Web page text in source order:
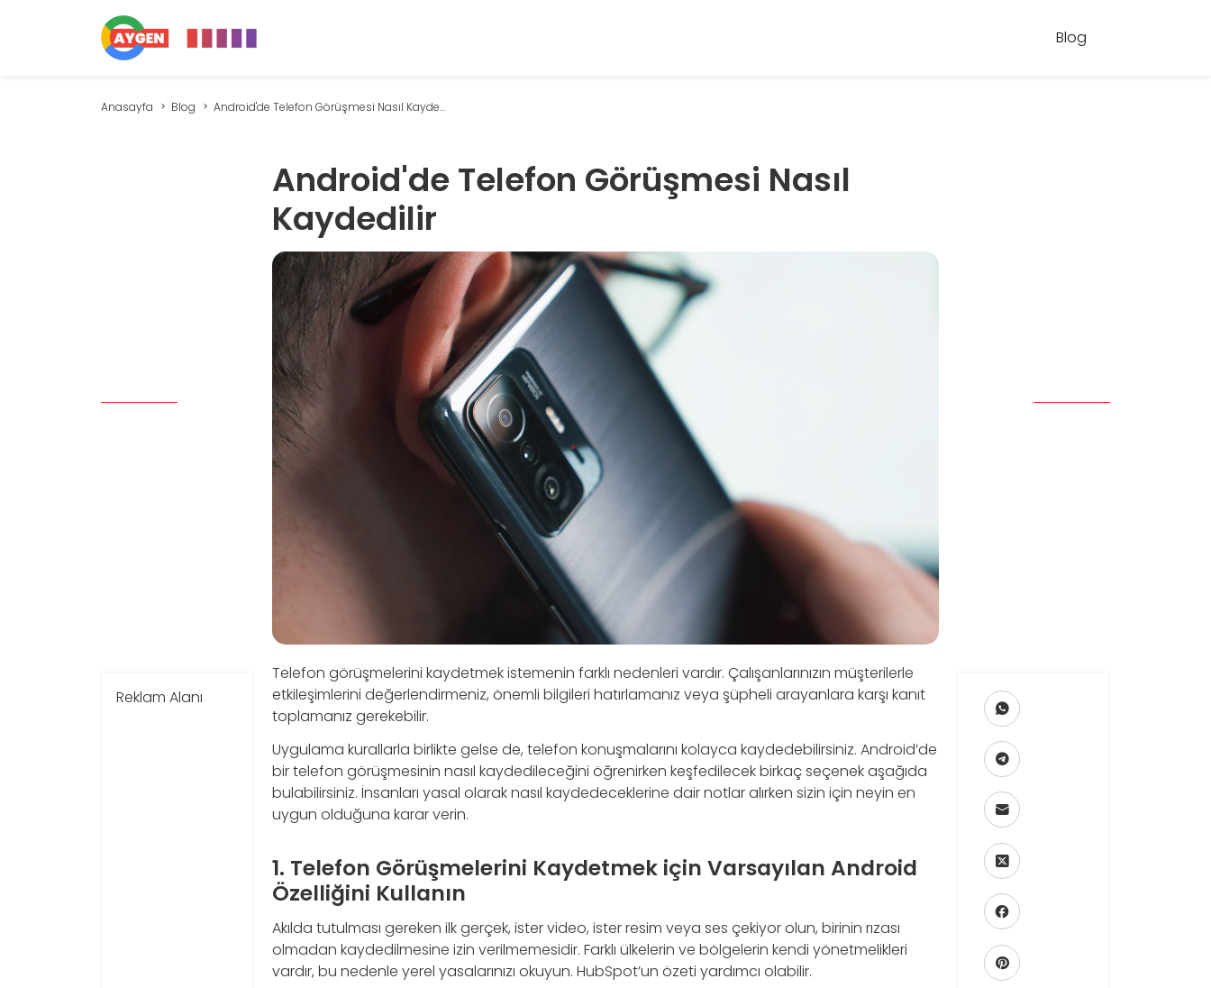
Blog
Anasayfa Blog Android'de Telefon Görüşmesi Nasıl Kayde...
Android'de Telefon Görüşmesi Nasıl
Kaydedilir
Reklam Alanı
Telefon görüşmelerini kaydetmek istemenin farklı nedenleri vardır. Çalışanlarınızın müşterilerle
etkileşimlerini değerlendirmeniz, önemli bilgileri hatırlamanız veya şüpheli arayanlara karşı kanıt
toplamanız gerekebilir.
Uygulama kurallarla birlikte gelse de, telefon konuşmalarını kolayca kaydedebilirsiniz. Android’de
bir telefon görüşmesinin nasıl kaydedileceğini öğrenirken keşfedilecek birkaç seçenek aşağıda
bulabilirsiniz. İnsanları yasal olarak nasıl kaydedeceklerine dair notlar alırken sizin için neyin en
uygun olduğuna karar verin.
1. Telefon Görüşmelerini Kaydetmek için Varsayılan Android
Özelliğini Kullanın
Akılda tutulması gereken ilk gerçek, ister video, ister resim veya ses çekiyor olun, birinin rızası
olmadan kaydedilmesine izin verilmemesidir. Farklı ülkelerin ve bölgelerin kendi yönetmelikleri
vardır, bu nedenle yerel yasalarınızı okuyun. HubSpot’un özeti yardımcı olabilir.